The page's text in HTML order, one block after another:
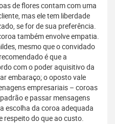
de flores contam com uma
mas ele tem liberdade
se for de sua preferência.
também envolve empatia.
mesmo que o convidado
é que a
com o poder aquisitivo da
embaraço; o oposto vale
empresariais – coroas
e passar mensagens
escolha da coroa adequada
respeito do que ao custo.